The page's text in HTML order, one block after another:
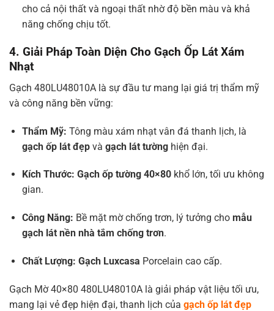
cho cả nội thất và ngoại thất nhờ độ bền màu và khả
năng chống chịu tốt.
4. Giải Pháp Toàn Diện Cho Gạch Ốp Lát Xám
Nhạt
Gạch 480LU48010A là sự đầu tư mang lại giá trị thẩm mỹ
và công năng bền vững:
Thẩm Mỹ: Tông màu xám nhạt vân đá thanh lịch, là
gạch ốp lát đẹpvà gạch lát tườnghiện đại.
Kích Thước: Gạch ốp tường 40×80khổ lớn, tối ưu không
gian.
Công Năng: Bề mặt mờ chống trơn, lý tưởng cho mẫu
gạch lát nền nhà tắm chống trơn.
Chất Lượng: Gạch Luxcasa Porcelain cao cấp.
Gạch Mờ 40×80 480LU48010A là giải pháp vật liệu tối ưu,
mang lại vẻ đẹp hiện đại, thanh lịch của gạch ốp lát đẹp